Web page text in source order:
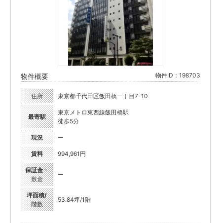
物件概要 物件ID：198703
住所 東京都千代田区飯田橋一丁目7-10
最寄駅
東京メトロ東西線飯田橋駅
徒歩5分
現況 ー
賃料 994,961円
保証金・
敷金
ー
坪面積/
階数
53.84坪/1階